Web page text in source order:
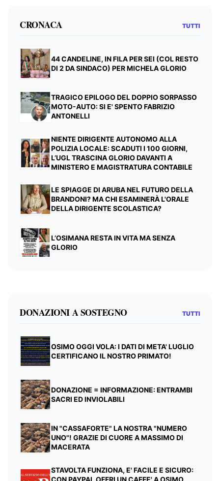
CRONACA TUTTI
44 CANDELINE, IN FILA PER SEI (COL RESTO
DI 2 DA SINDACO) PER MICHELA GLORIO
TRAGICO EPILOGO DEL DOPPIO SORPASSO
MOTO-AUTO: SI E' SPENTO FABRIZIO
ANTONELLI
NIENTE DIRIGENTE AUTONOMO ALLA
POLIZIA LOCALE: SCADUTI I 100 GIORNI,
L’UGL TRASCINA GLORIO DAVANTI A
MINISTERO E MAGISTRATURA CONTABILE
LE SPIAGGE DI ARUBA NEL FUTURO DELLA
BRANDONI? MA CHI ESAMINERÀ L'ORALE
DELLA DIRIGENTE SCOLASTICA?
L’OSIMANA RESTA IN VITA MA SENZA
GLORIO
DONAZIONI A SOSTEGNO TUTTI
OSIMO OGGI VOLA: I DATI DI META' LUGLIO
CERTIFICANO IL NOSTRO PRIMATO!
DONAZIONE = INFORMAZIONE: ENTRAMBI
SACRI ED INVIOLABILI
IN "CASSAFORTE" LA NOSTRA "NUMERO
UNO"! GRAZIE DI CUORE A MASSIMO DI
MACERATA
STAVOLTA FUNZIONA, E' FACILE E SICURO:
CON PAYPAL OFFRI UN CAFFE' A OSIMO